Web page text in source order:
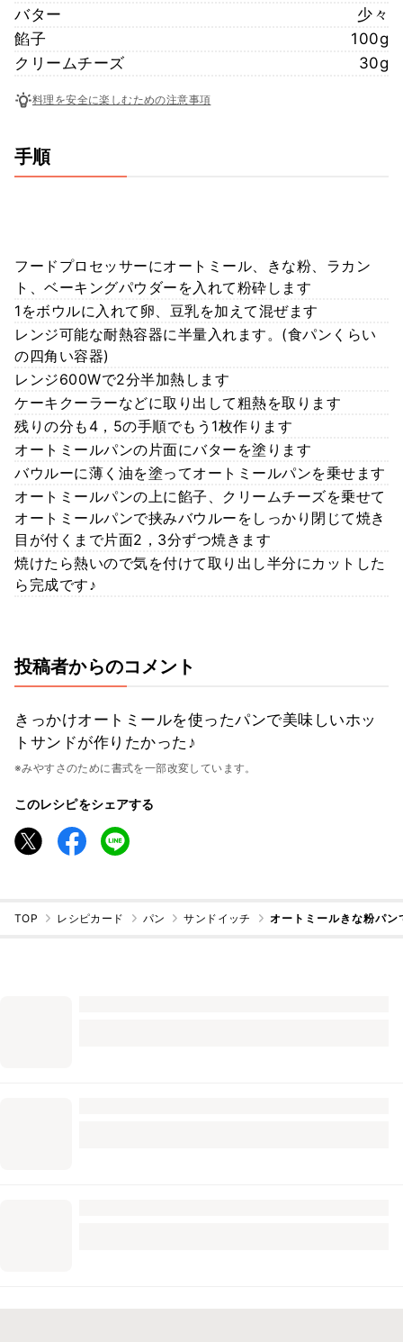
バター
少々
餡子
100g
クリームチーズ
30g
料理を安全に楽しむための注意事項
手順
フードプロセッサーにオートミール、きな粉、ラカン
ト、ベーキングパウダーを入れて粉砕します
1をボウルに入れて卵、豆乳を加えて混ぜます
レンジ可能な耐熱容器に半量入れます。(食パンくらい
の四角い容器)
レンジ600Wで2分半加熱します
ケーキクーラーなどに取り出して粗熱を取ります
残りの分も4，5の手順でもう1枚作ります
オートミールパンの片面にバターを塗ります
バウルーに薄く油を塗ってオートミールパンを乗せます
オートミールパンの上に餡子、クリームチーズを乗せて
オートミールパンで挟みバウルーをしっかり閉じて焼き
目が付くまで片面2，3分ずつ焼きます
焼けたら熱いので気を付けて取り出し半分にカットした
ら完成です♪
投稿者からのコメント
きっかけオートミールを使ったパンで美味しいホッ
トサンドが作りたかった♪
※みやすさのために書式を一部改変しています。
このレシピをシェアする
TOP レシピカード パン サンドイッチ オートミールきな粉パン